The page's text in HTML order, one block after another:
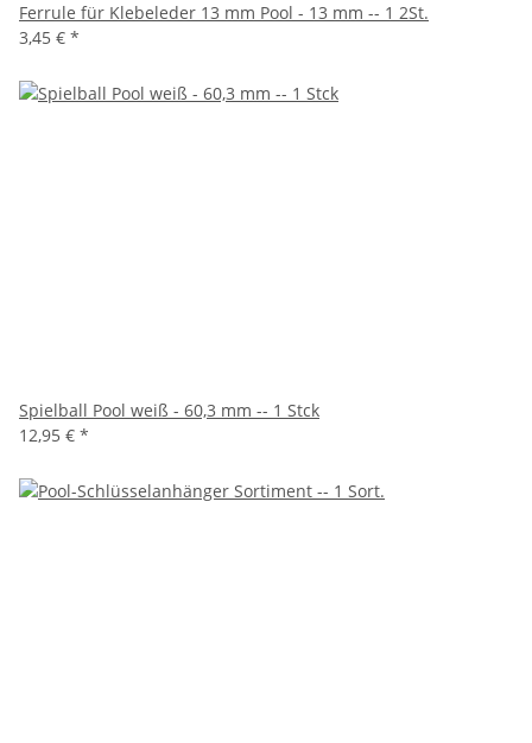
Ferrule für Klebeleder 13 mm Pool - 13 mm -- 1 2St.
3,45 € *
Spielball Pool weiß - 60,3 mm -- 1 Stck
12,95 € *